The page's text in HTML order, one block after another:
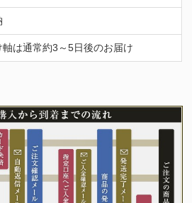
軸は通常約3～5日後のお届け